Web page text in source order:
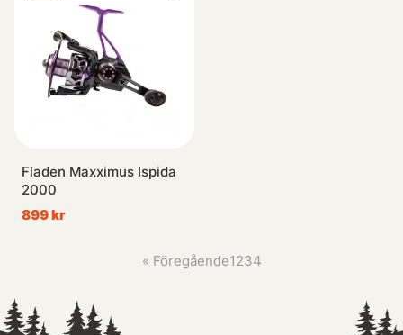
Fladen Maxximus Ispida
2000
899 kr
« Föregående1234